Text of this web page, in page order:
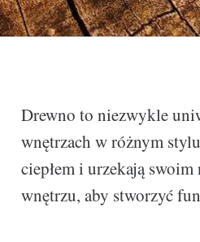
Drewno to niezwykle
wnętrzach w różnym
ciepłem i urzekają
wnętrzu, aby stworzyć